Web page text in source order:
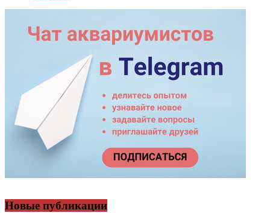
Новые публикации